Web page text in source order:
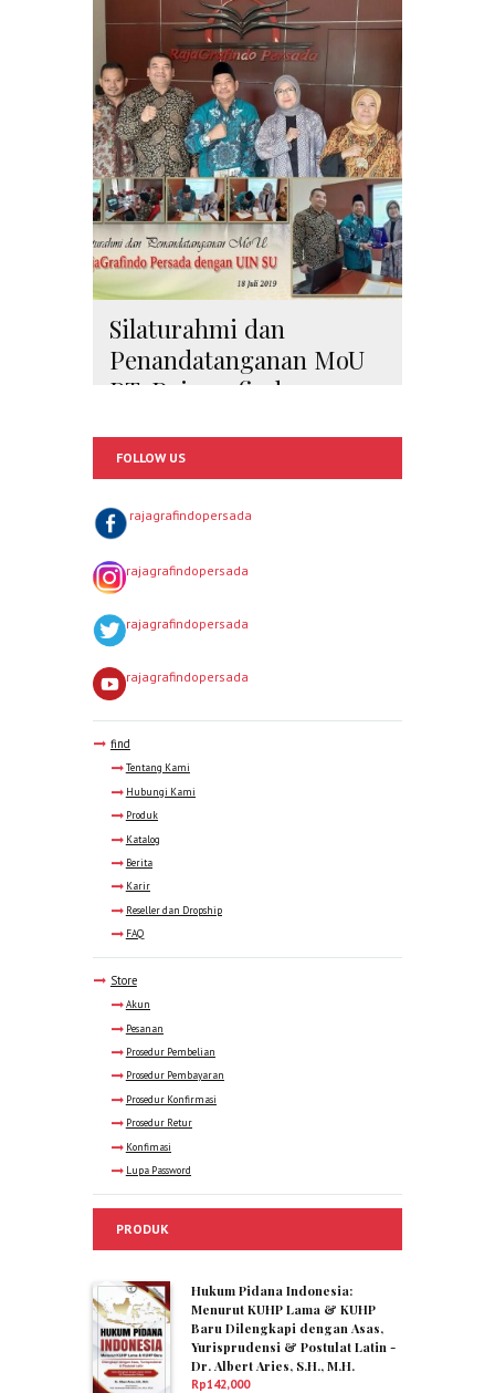
Silaturahmi dan
Penandatanganan MoU
PT. Rajagrafindo
Tahun 2019
FOLLOW US
rajagrafindopersada
rajagrafindopersada
rajagrafindopersada
rajagrafindopersada
find
Tentang Kami
Hubungi Kami
Produk
Katalog
Berita
Karir
Reseller dan Dropship
FAQ
Store
Akun
Pesanan
Prosedur Pembelian
Prosedur Pembayaran
Prosedur Konfirmasi
Prosedur Retur
Konfimasi
Lupa Password
PRODUK
Hukum Pidana Indonesia:
Menurut KUHP Lama & KUHP
Baru Dilengkapi dengan Asas,
Yurisprudensi & Postulat Latin -
Dr. Albert Aries, S.H., M.H.
Rp142,000